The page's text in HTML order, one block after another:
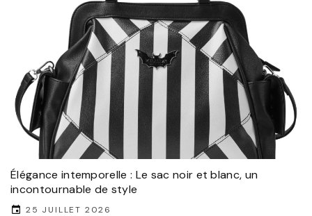
Élégance intemporelle : Le sac noir et blanc, un
incontournable de style
25 JUILLET 2026